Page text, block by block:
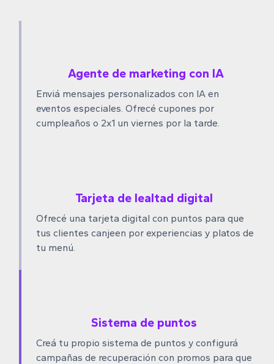
Agente de marketing con IA
Enviá mensajes personalizados con IA en
eventos especiales. Ofrecé cupones por
cumpleaños o 2x1 un viernes por la tarde.
Tarjeta de lealtad digital
Ofrecé una tarjeta digital con puntos para que
tus clientes canjeen por experiencias y platos de
tu menú.
Sistema de puntos
Creá tu propio sistema de puntos y configurá
campañas de recuperación con promos para que